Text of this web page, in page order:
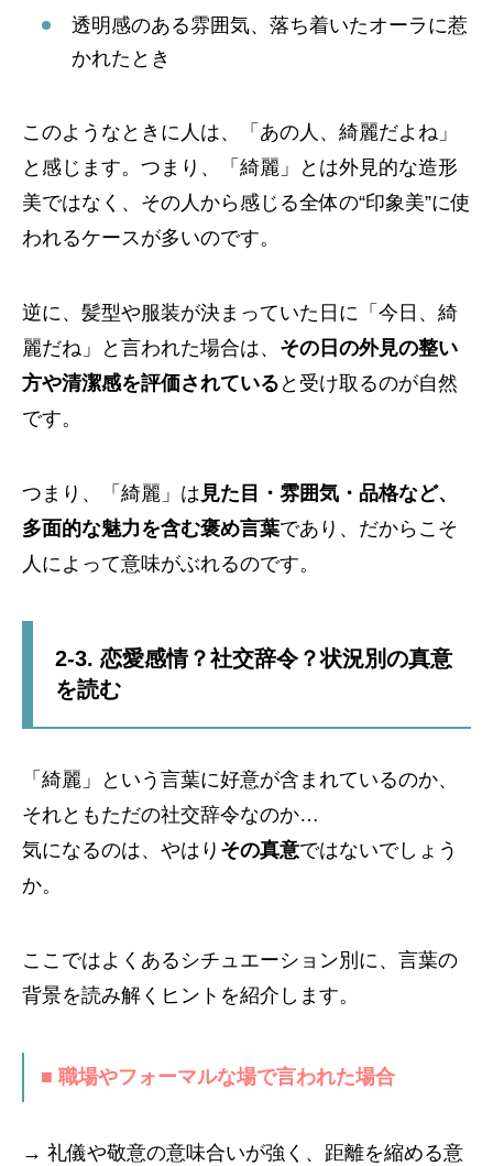
透明感のある雰囲気、落ち着いたオーラに惹
かれたとき
このようなときに人は、「あの人、綺麗だよね」
と感じます。つまり、「綺麗」とは外見的な造形
美ではなく、その人から感じる全体の“印象美”に使
われるケースが多いのです。
逆に、髪型や服装が決まっていた日に「今日、綺
麗だね」と言われた場合は、 その日の外見の整い
方や清潔感を評価されている と受け取るのが自然
です。
つまり、「綺麗」は 見た目・雰囲気・品格など、
多面的な魅力を含む褒め言葉であり、だからこそ
人によって意味がぶれるのです。
2-3. 恋愛感情？社交辞令？状況別の真意
を読む
「綺麗」という言葉に好意が含まれているのか、
それともただの社交辞令なのか…
気になるのは、やはり その真意ではないでしょう
か。
ここではよくあるシチュエーション別に、言葉の
背景を読み解くヒントを紹介します。
■ 職場やフォーマルな場で言われた場合
→ 礼儀や敬意の意味合いが強く、距離を縮める意